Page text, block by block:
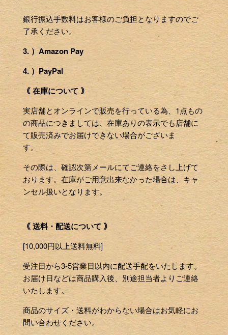
銀行振込手数料はお客様のご負担となりますのでご
了承ください。
3. ）Amazon Pay
4. ）PayPal
｟ 在庫について ｠
実店舗とオンラインで販売を行っている為、1点もの
の商品につきましては、在庫ありの表示でも店舗に
て販売済みでお届けできない場合がございま
す。
その際は、確認次第メールにてご連絡をさし上げて
おります。在庫がご用意出来なかった場合は、キャ
ンセル扱いとなります。
｟ 送料・配送について ｠
[10,000円以上送料無料]
受注日から3-5営業日以内に配送手配をいたします。
お届け日などは商品購入後、別途担当者よりご連絡
いたします。
商品のサイズ・送料がわからない場合はお気軽にお
問い合わせください。